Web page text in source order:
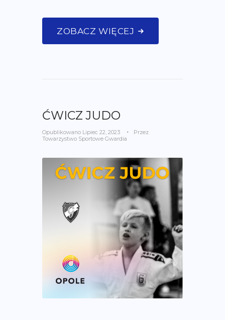
ZOBACZ WIĘCEJ
ĆWICZ JUDO
Opublikowano Lipiec 22, 2023
Przez
Towarzystwo Sportowe Gwardia